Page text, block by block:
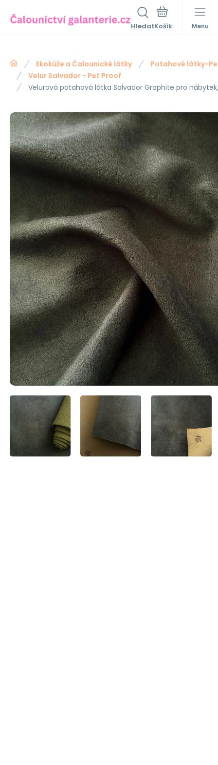
Hledat Menu
Ekokůže a Čalounické látky
Potahové látky-
Velur Salvador - Pet Proof
Velurová potahová látka Salvador Graphite pro